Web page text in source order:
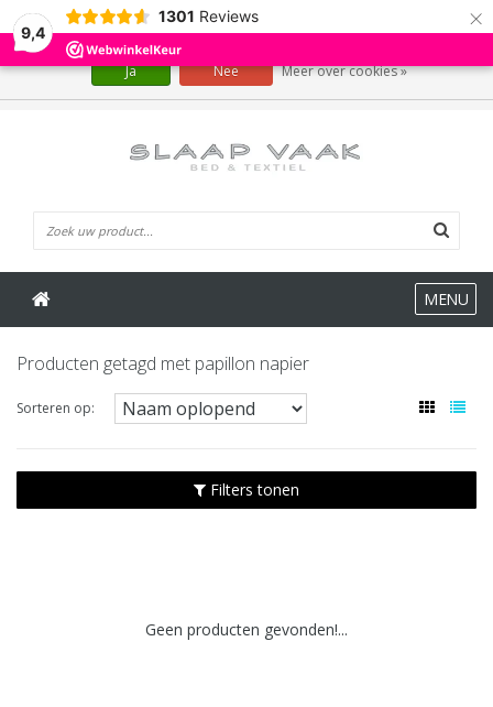
9,4
1301 Reviews ×
MENU
Producten getagd met papillon napier
Sorteren op:
Filters tonen
Geen producten gevonden!...
Wij slaan cookies op om onze website te verbeteren. Is dat akkoord?
Ja Nee Meer over cookies »